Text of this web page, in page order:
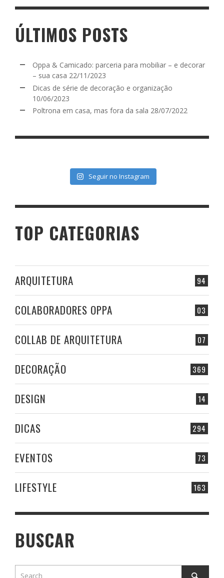
ÚLTIMOS POSTS
Oppa & Camicado: parceria para mobiliar – e decorar
– sua casa 22/11/2023
Dicas de série de decoração e organização
10/06/2023
Poltrona em casa, mas fora da sala 28/07/2022
Seguir no Instagram
TOP CATEGORIAS
94
ARQUITETURA
03
COLABORADORES OPPA
07
COLLAB DE ARQUITETURA
369
DECORAÇÃO
14
DESIGN
294
DICAS
73
EVENTOS
163
LIFESTYLE
BUSCAR